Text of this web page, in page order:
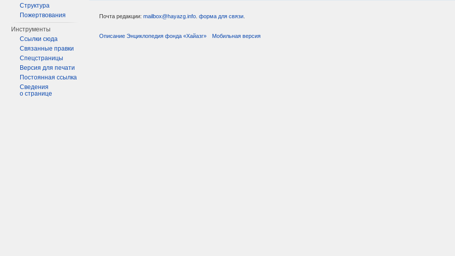
Структура
Пожертвования
Инструменты
Ссылки сюда
Связанные правки
Спецстраницы
Версия для печати
Постоянная ссылка
Сведения
о странице
Почта редакции: mailbox@hayazg.info форма для связи
Описание Энциклопедия фонда «Хайазг» Мобильная версия